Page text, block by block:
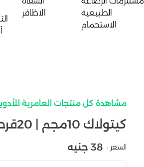
الطبيعية
الاستحمام
الاظافر
مشاهدة كل منتجات العامرية
كيتولاك 10مجم | 20قرص
السعر : 38 جنيه